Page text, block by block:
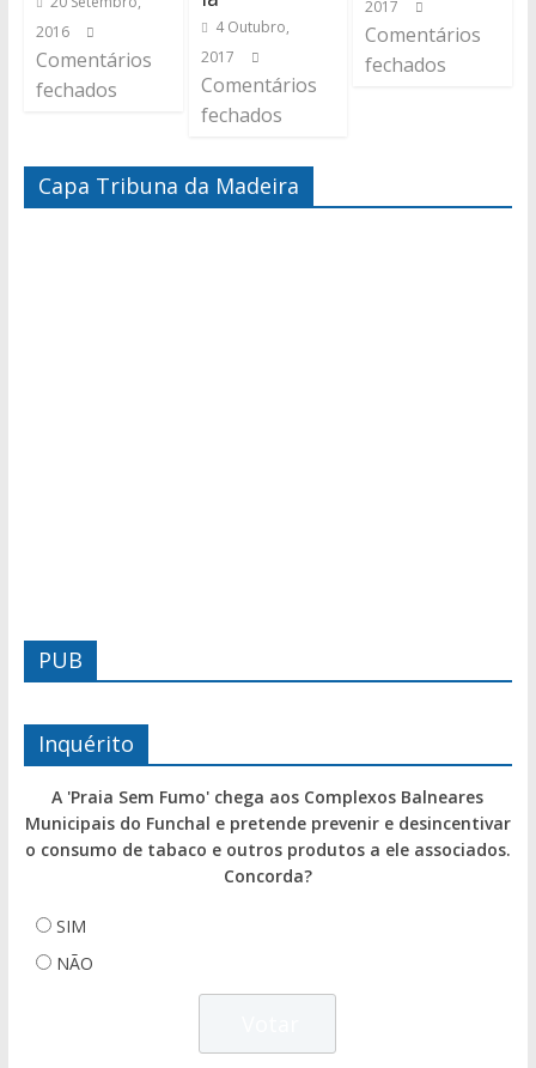
2016
Comentários
fechados
4 Outubro,
2017
Comentários
fechados
2017
Comentários
fechados
Capa Tribuna da Madeira
PUB
Inquérito
A 'Praia Sem Fumo' chega aos Complexos Balneares
Municipais do Funchal e pretende prevenir e desincentivar
o consumo de tabaco e outros produtos a ele associados.
Concorda?
SIM
NÃO